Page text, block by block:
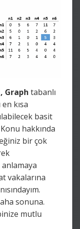
Graph tabanlı
kısa
basit
hakkında
bir çok
vakalarına
sonuna.
mutlu